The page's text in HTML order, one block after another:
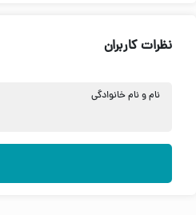
نظرات کاربران
نام و نام خانوادگی